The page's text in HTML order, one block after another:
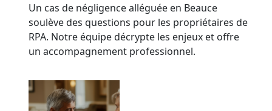
Un cas de négligence alléguée en Beauce
soulève des questions pour les propriétaires de
RPA. Notre équipe décrypte les enjeux et offre
un accompagnement professionnel.